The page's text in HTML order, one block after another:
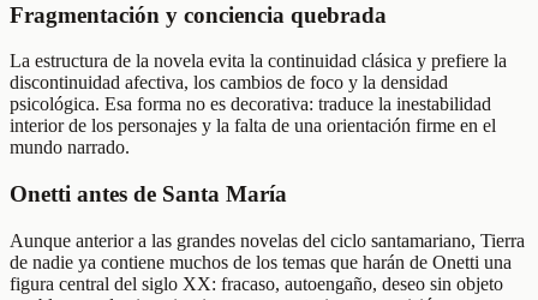
Fragmentación y conciencia quebrada
La estructura de la novela evita la continuidad clásica y prefiere la
discontinuidad afectiva, los cambios de foco y la densidad
psicológica. Esa forma no es decorativa: traduce la inestabilidad
interior de los personajes y la falta de una orientación firme en el
mundo narrado.
Onetti antes de Santa María
Aunque anterior a las grandes novelas del ciclo santamariano, Tierra
de nadie ya contiene muchos de los temas que harán de Onetti una
figura central del siglo XX: fracaso, autoengaño, deseo sin objeto